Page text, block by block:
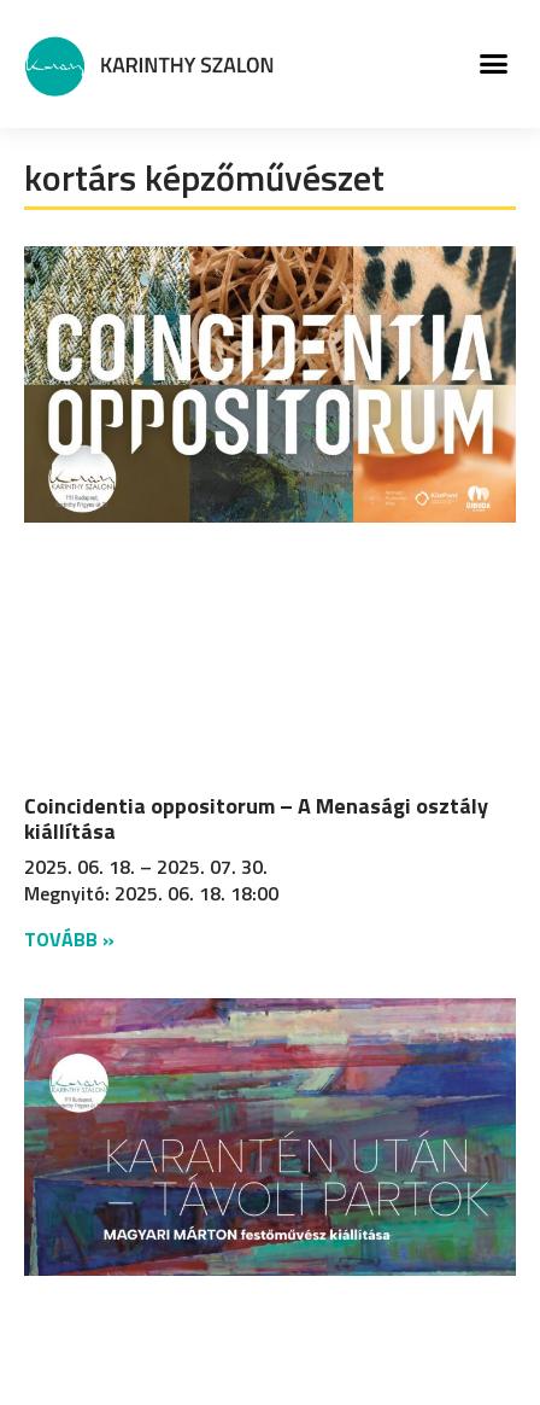
kortárs képzőművészet
Coincidentia oppositorum – A Menasági osztály
kiállítása
2025. 06. 18. – 2025. 07. 30.
Megnyitó: 2025. 06. 18. 18:00
TOVÁBB »